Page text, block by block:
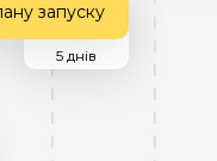
5 днів
запуску